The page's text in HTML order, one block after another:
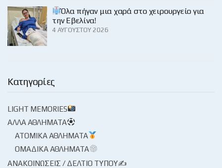
Όλα πήγαν μια χαρά στο χειρουργείο για
την Εβελίνα!
4 ΑΥΓΟΎΣΤΟΥ 2026
Κατηγορίες
LIGHT MEMORIES
ΆΛΛΑ ΑΘΛΉΜΑΤΑ
ΑΤΟΜΙΚΆ ΑΘΛΉΜΑΤΑ
ΟΜΑΔΙΚΆ ΑΘΛΉΜΑΤΑ
ΑΝΑΚΟΙΝΏΣΕΙΣ / ΔΕΛΤΊΟ ΤΎΠΟΥ✍